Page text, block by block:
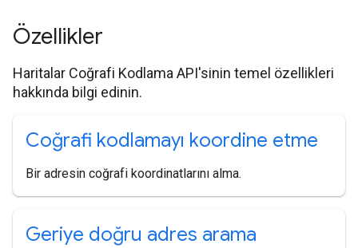
Özellikler
Haritalar Coğrafi Kodlama API'sinin temel özellikleri
hakkında bilgi edinin.
Coğrafi kodlamayı koordine etme
Bir adresin coğrafi koordinatlarını alma.
Geriye doğru adres arama